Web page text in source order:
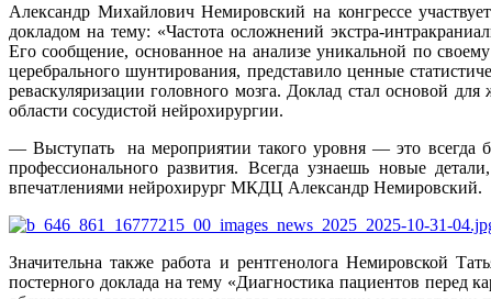
Александр Михайлович Немировский на конгрессе
докладом на тему: «Частота осложнений экстра-
Его сообщение, основанное на анализе уникальной по
церебрального шунтирования, представило ценные
реваскуляризации головного мозга. Доклад стал основой
области сосудистой нейрохирургии.
— Выступать на мероприятии такого уровня — это всегда
профессионального развития. Всегда узнаешь новые
впечатлениями нейрохирург МКДЦ Александр Немировский.
Значительна также работа и рентгенолога Немировской
постерного доклада на тему «Диагностика пациентов перед